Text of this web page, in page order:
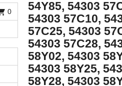
54Y85, 54303
54303 57C10,
57C25, 54303
54303 57C28,
58Y02, 54303
54303 58Y25,
58Y28, 54303
0